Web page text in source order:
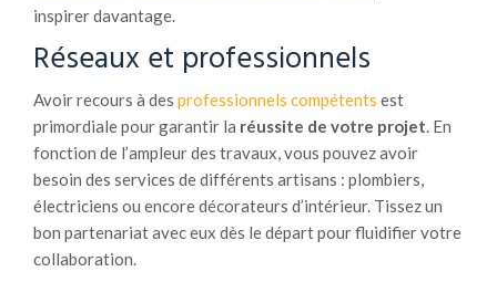
inspirer davantage.
Réseaux et professionnels
Avoir recours à des professionnels compétents est
primordiale pour garantir la réussite de votre projet . En
fonction de l’ampleur des travaux, vous pouvez avoir
besoin des services de différents artisans : plombiers,
électriciens ou encore décorateurs d’intérieur. Tissez un
bon partenariat avec eux dès le départ pour fluidifier votre
collaboration.